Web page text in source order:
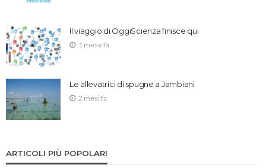
Il viaggio di OggiScienza finisce qui
1 mese fa
Le allevatrici di spugne a Jambiani
2 mesi fa
ARTICOLI PIÙ POPOLARI